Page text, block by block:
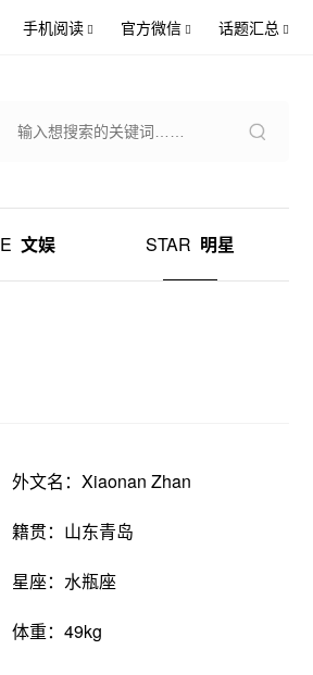
手机阅读 官方微信 话题汇总
文娱 STAR 明星
外文名：Xiaonan Zhan
籍贯：山东青岛
星座：水瓶座
体重：49kg